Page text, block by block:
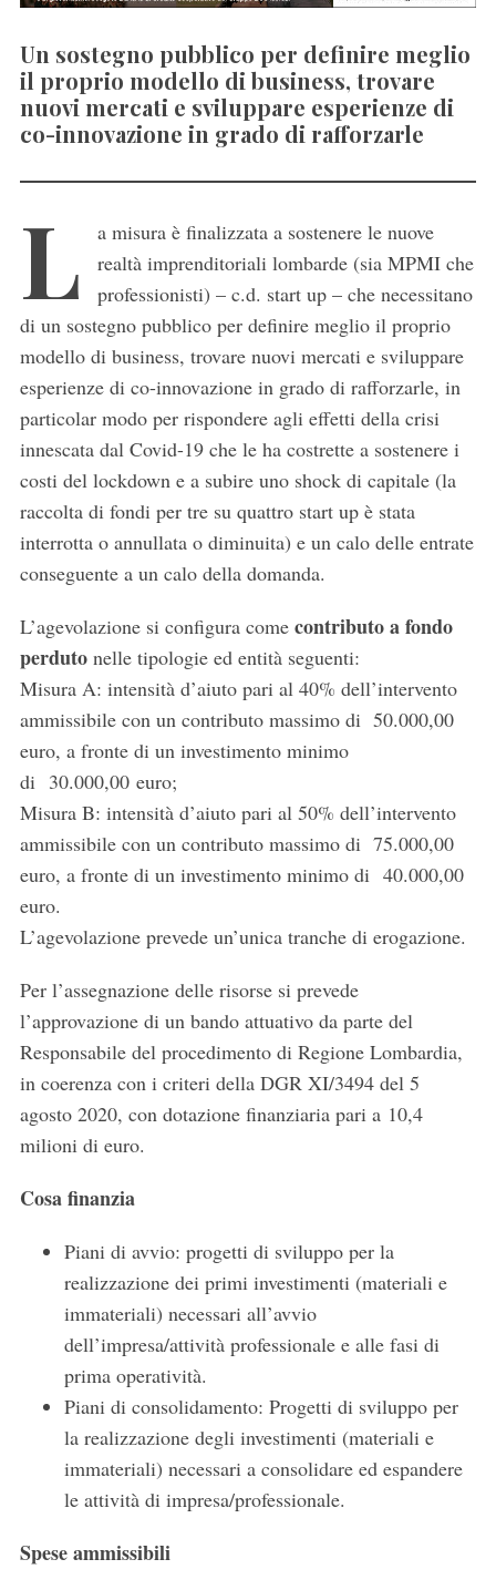
Un sostegno pubblico per definire meglio
il proprio modello di business, trovare
nuovi mercati e sviluppare esperienze di
co-innovazione in grado di rafforzarle
L
a misura è finalizzata a sostenere le nuove
realtà imprenditoriali lombarde (sia MPMI che
professionisti) – c.d. start up – che necessitano
di un sostegno pubblico per definire meglio il proprio
modello di business, trovare nuovi mercati e sviluppare
esperienze di co-innovazione in grado di rafforzarle, in
particolar modo per rispondere agli effetti della crisi
innescata dal Covid-19 che le ha costrette a sostenere i
costi del lockdown e a subire uno shock di capitale (la
raccolta di fondi per tre su quattro start up è stata
interrotta o annullata o diminuita) e un calo delle entrate
conseguente a un calo della domanda.
L’agevolazione si configura come contributo a fondo
perdutonelle tipologie ed entità seguenti:
Misura A: intensità d’aiuto pari al 40% dell’intervento
ammissibile con un contributo massimo di 50.000,00
euro, a fronte di un investimento minimo
di 30.000,00 euro;
Misura B: intensità d’aiuto pari al 50% dell’intervento
ammissibile con un contributo massimo di 75.000,00
euro, a fronte di un investimento minimo di 40.000,00
euro.
L’agevolazione prevede un’unica tranche di erogazione.
Per l’assegnazione delle risorse si prevede
l’approvazione di un bando attuativo da parte del
Responsabile del procedimento di Regione Lombardia,
in coerenza con i criteri della DGR XI/3494 del 5
agosto 2020, con dotazione finanziaria pari a 10,4
milioni di euro.
Cosa finanzia
Piani di avvio: progetti di sviluppo per la
realizzazione dei primi investimenti (materiali e
immateriali) necessari all’avvio
dell’impresa/attività professionale e alle fasi di
prima operatività.
Piani di consolidamento: Progetti di sviluppo per
la realizzazione degli investimenti (materiali e
immateriali) necessari a consolidare ed espandere
le attività di impresa/professionale.
Spese ammissibili